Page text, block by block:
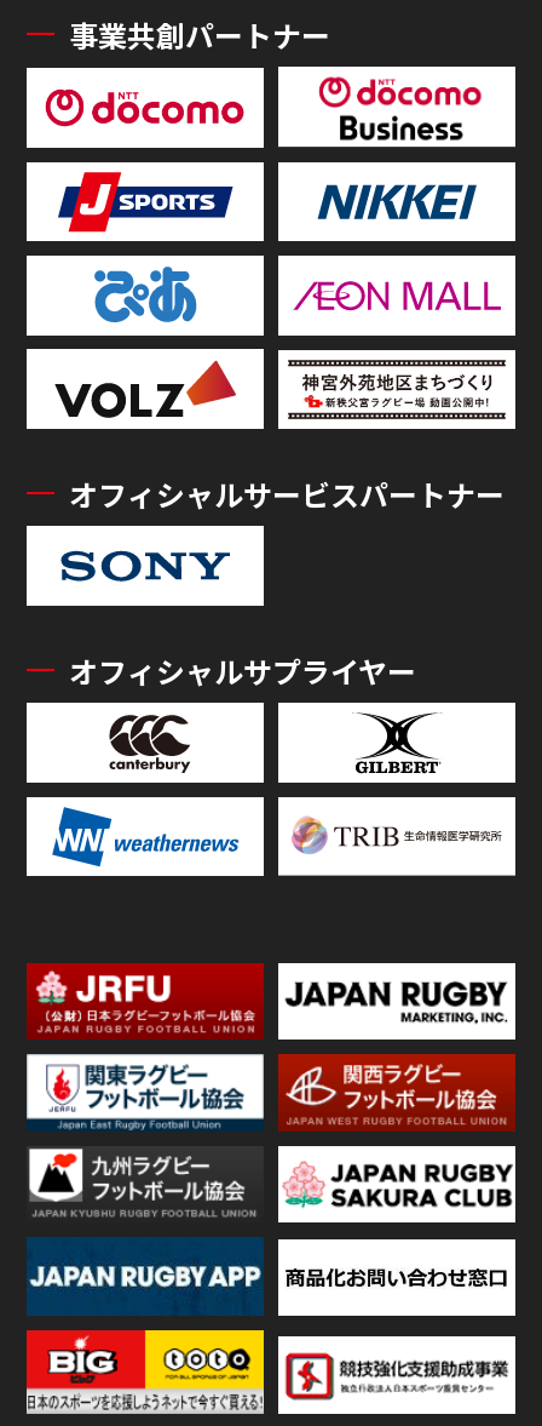
事業共創パートナー
オフィシャルサービスパートナー
オフィシャルサプライヤー